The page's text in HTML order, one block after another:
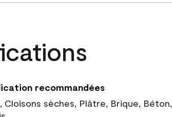
recommandées
Cloisons sèches, Plâtre, Brique, Béton,